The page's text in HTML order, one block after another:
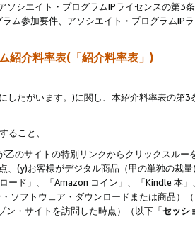
シエイト・プログラムIPライセンスの第3
ム参加要件、アソシエイト・プログラムIP
紹介料率表(「紹介料率表」)
したがいます。)に関し、本紹介料率表の第
ること、
のサイトの特別リンクからクリックスルー
(y)お客様がデジタル商品（甲の単独の裁
ド」、「Amazon コイン」、「Kindle 本
ソフトウェア・ダウンロードまたは商品）
ン・サイトを訪問した時点）（以下「セッシ